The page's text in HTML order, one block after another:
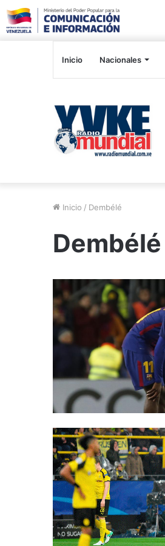
Inicio Nacionales
Inicio / Dembélé
Dembélé